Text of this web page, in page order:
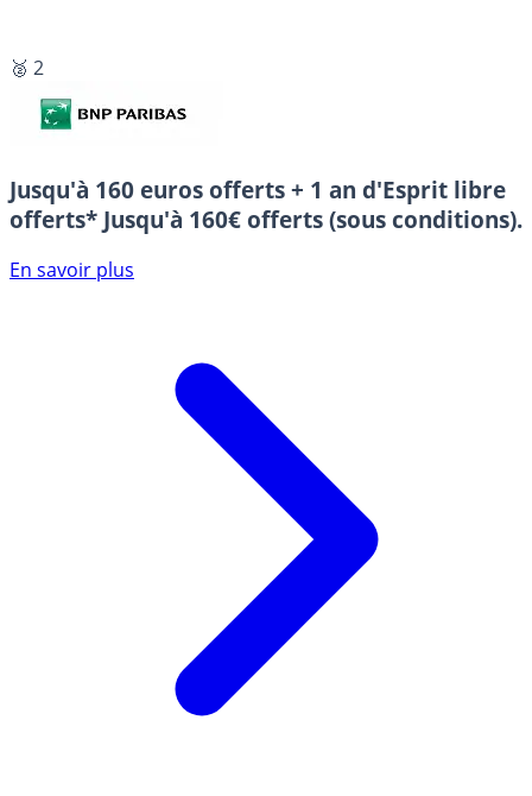
🥈 2
Jusqu'à 160 euros offerts + 1 an d'Esprit libre
offerts* Jusqu'à 160€ offerts (sous conditions).
En savoir plus